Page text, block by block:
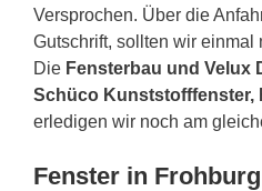
Versprochen. Über die
Gutschrift, sollten wir einmal
Die Fensterbau und Velux
Schüco Kunststofffenster,
erledigen wir noch am
Fenster in